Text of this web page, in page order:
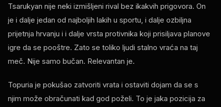
Tsarukyan nije neki izmišljeni rival bez ikakvih prigovora. On
je i dalje jedan od najboljih lakih u sportu, i dalje ozbiljna
prijetnja hrvanju i i dalje vrsta protivnika koji prisiljava planove
igre da se pooštre. Zato se toliko ljudi stalno vraća na taj
meč. Nije samo bučan. Relevantan je.
Topuria je pokušao zatvoriti vrata i ostaviti dojam da se s
njim može obračunati kad god poželi. To je jaka pozicija za